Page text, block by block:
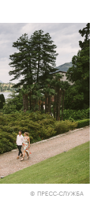
© ПРЕСС-СЛУЖБА